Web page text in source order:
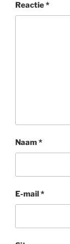
Reactie*
Naam*
E-mail*